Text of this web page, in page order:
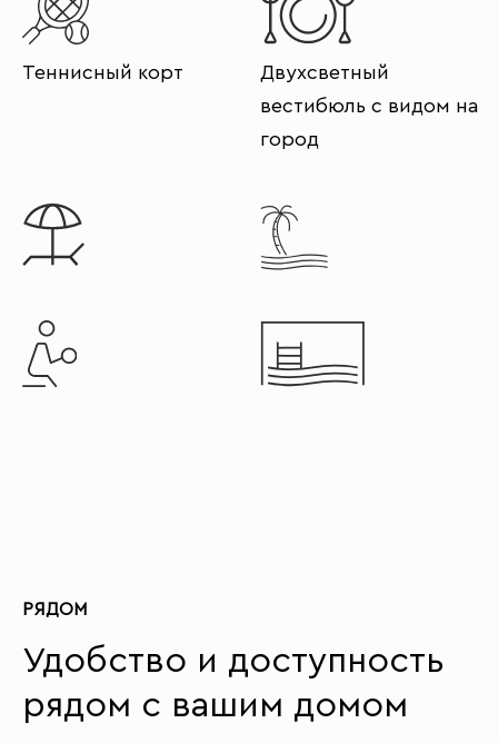
Теннисный корт
Двухсветный
вестибюль с видом на
город
РЯДОМ
Удобство и доступность
рядом с вашим домом